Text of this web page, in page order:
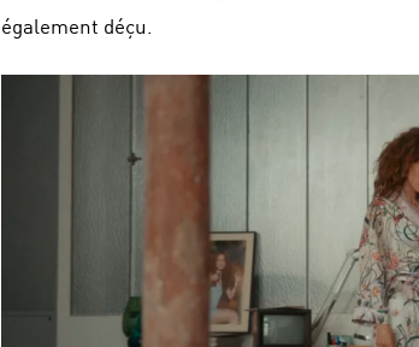
également déçu.